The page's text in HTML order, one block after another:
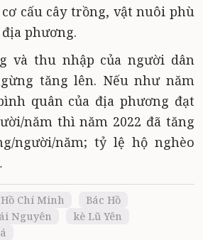
cấu cây trồng, vật nuôi phù
phương.
và thu nhập của người dân
tăng lên. Nếu như năm
quân của địa phương đạt
năm thì năm 2022 đã tăng
người/năm; tỷ lệ hộ nghèo
Chí Minh
Bác Hồ
Nguyên
kè Lũ Yên